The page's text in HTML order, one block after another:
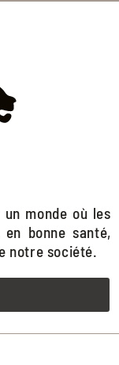
monde où les
en bonne santé,
notre société.